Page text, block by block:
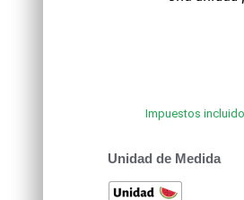
Impuestos
Unidad de Medida